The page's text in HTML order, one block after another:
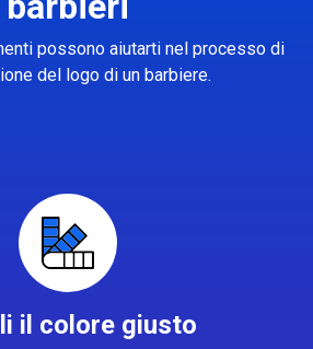
possono aiutarti nel processo di
del logo di un barbiere.
il colore giusto